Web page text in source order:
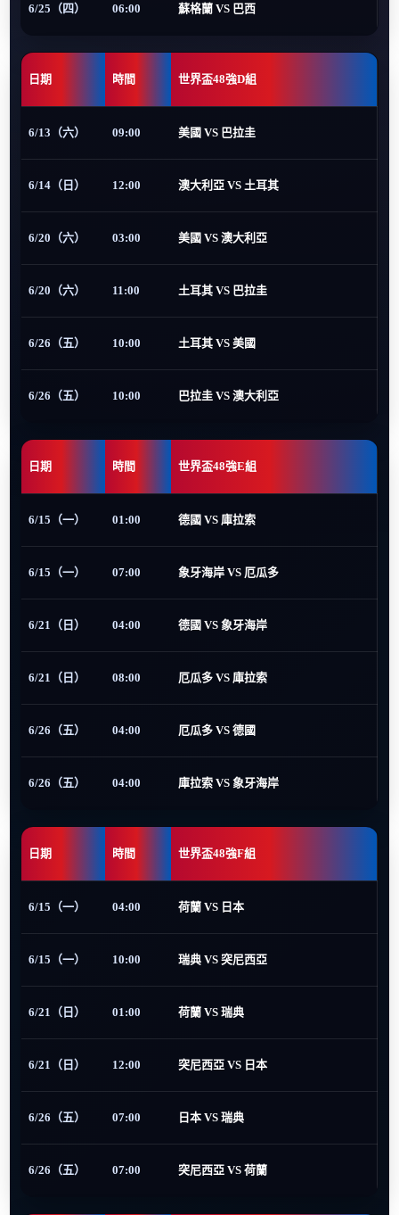
6/25（四） 06:00 蘇格蘭 VS 巴西
日期 時間 世界盃48強D組
6/13（六） 09:00 美國 VS 巴拉圭
6/14（日） 12:00 澳大利亞 VS 土耳其
6/20（六） 03:00 美國 VS 澳大利亞
6/20（六） 11:00 土耳其 VS 巴拉圭
6/26（五） 10:00 土耳其 VS 美國
6/26（五） 10:00 巴拉圭 VS 澳大利亞
日期 時間 世界盃48強E組
6/15（一） 01:00 德國 VS 庫拉索
6/15（一） 07:00 象牙海岸 VS 厄瓜多
6/21（日） 04:00 德國 VS 象牙海岸
6/21（日） 08:00 厄瓜多 VS 庫拉索
6/26（五） 04:00 厄瓜多 VS 德國
6/26（五） 04:00 庫拉索 VS 象牙海岸
日期 時間 世界盃48強F組
6/15（一） 04:00 荷蘭 VS 日本
6/15（一） 10:00 瑞典 VS 突尼西亞
6/21（日） 01:00 荷蘭 VS 瑞典
6/21（日） 12:00 突尼西亞 VS 日本
6/26（五） 07:00 日本 VS 瑞典
6/26（五） 07:00 突尼西亞 VS 荷蘭